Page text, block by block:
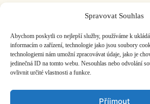
Spravovat Souhlas
Abychom poskytli co nejlepší služby, používáme k
informacím o zařízení, technologie jako jsou soubory
technologiemi nám umožní zpracovávat údaje, jako je
jedinečná ID na tomto webu. Nesouhlas nebo odvolání
ovlivnit určité vlastnosti a funkce.
Příjmout
1 2 3 4 5 ...